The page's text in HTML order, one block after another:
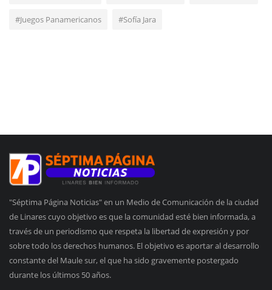
#Juegos Panamericanos #Sofía Jara
"Séptima Página Noticias" en un Medio de Comunicación de la ciudad
de Linares cuyo objetivo es que la comunidad esté bien informada, a
través de un periodismo que respeta la libertad de expresión y por
sobre todo los derechos humanos. El objetivo es aportar al desarrollo
constante del Maule sur, el que ha sido gravemente postergado
durante los últimos 50 años.